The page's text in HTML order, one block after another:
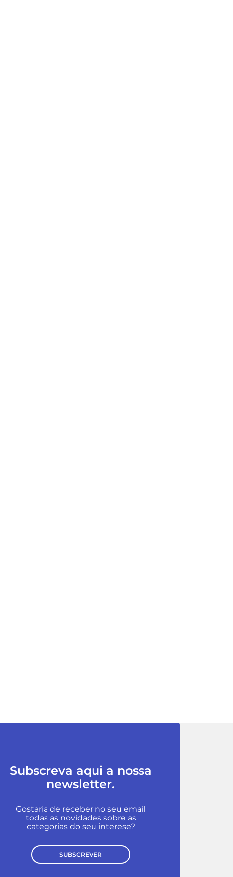
Subscreva aqui a nossa
newsletter.
Gostaria de receber no seu email
todas as novidades sobre as
categorias do seu interese?
SUBSCREVER